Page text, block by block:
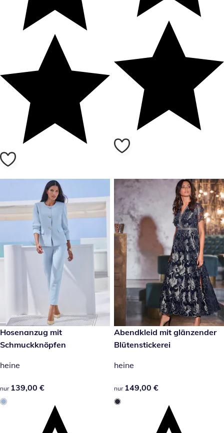
139,00 €
Hosenanzug mit
Schmuckknöpfen
heine
139,00 €
nur 139,00 €
149,00 €
Abendkleid mit glänzender
Blütenstickerei
heine
149,00 €
nur 149,00 €